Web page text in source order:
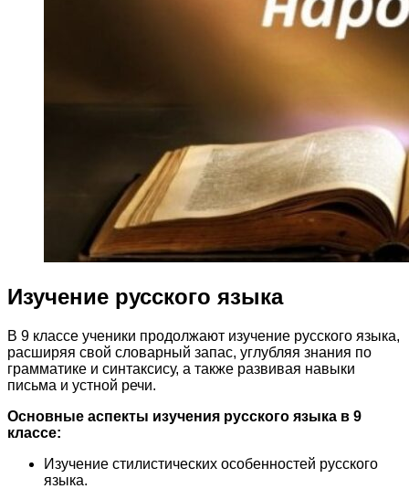
Изучение русского языка
В 9 классе ученики продолжают изучение русского языка,
расширяя свой словарный запас, углубляя знания по
грамматике и синтаксису, а также развивая навыки
письма и устной речи.
Основные аспекты изучения русского языка в 9
классе:
Изучение стилистических особенностей русского
языка.